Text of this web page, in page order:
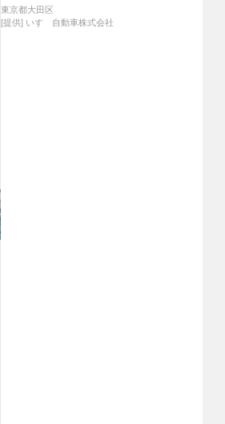
東京都大田区
[提供] いすゞ自動車株式会社